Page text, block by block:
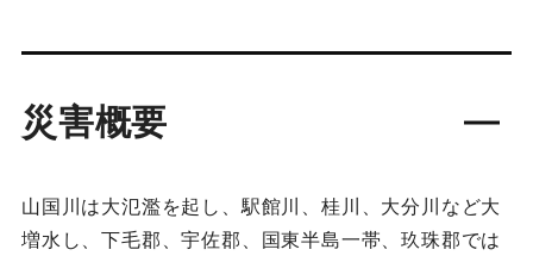
災害概要
山国川は大氾濫を起し、駅館川、桂川、大分川など大
増水し、下毛郡、宇佐郡、国東半島一帯、玖珠郡では